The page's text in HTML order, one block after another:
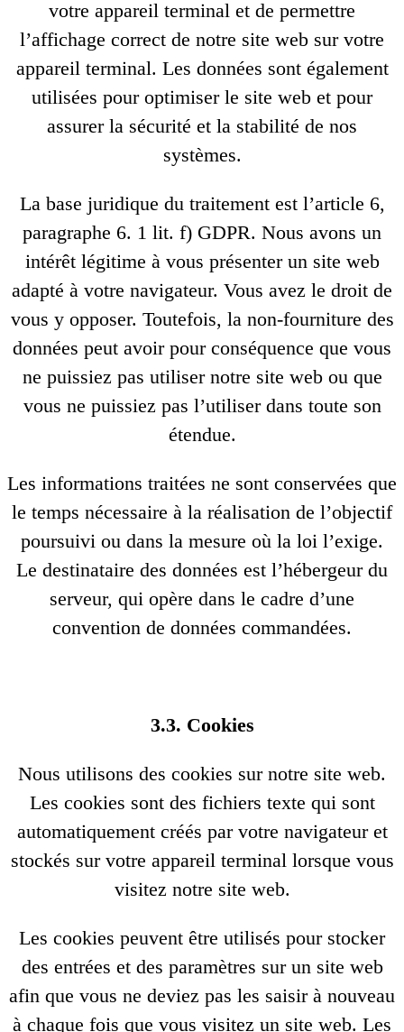
votre appareil terminal et de permettre
l’affichage correct de notre site web sur votre
appareil terminal. Les données sont également
utilisées pour optimiser le site web et pour
assurer la sécurité et la stabilité de nos
systèmes.
La base juridique du traitement est l’article 6,
paragraphe 6. 1 lit. f) GDPR. Nous avons un
intérêt légitime à vous présenter un site web
adapté à votre navigateur. Vous avez le droit de
vous y opposer. Toutefois, la non-fourniture des
données peut avoir pour conséquence que vous
ne puissiez pas utiliser notre site web ou que
vous ne puissiez pas l’utiliser dans toute son
étendue.
Les informations traitées ne sont conservées que
le temps nécessaire à la réalisation de l’objectif
poursuivi ou dans la mesure où la loi l’exige.
Le destinataire des données est l’hébergeur du
serveur, qui opère dans le cadre d’une
convention de données commandées.
3.3. Cookies
Nous utilisons des cookies sur notre site web.
Les cookies sont des fichiers texte qui sont
automatiquement créés par votre navigateur et
stockés sur votre appareil terminal lorsque vous
visitez notre site web.
Les cookies peuvent être utilisés pour stocker
des entrées et des paramètres sur un site web
afin que vous ne deviez pas les saisir à nouveau
à chaque fois que vous visitez un site web. Les